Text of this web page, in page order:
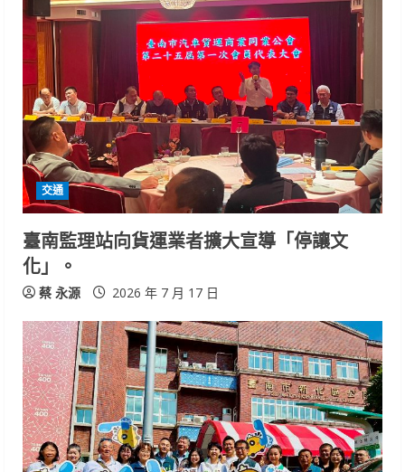
交通
臺南監理站向貨運業者擴大宣導「停讓文
化」。
蔡 永源 2026 年 7 月 17 日